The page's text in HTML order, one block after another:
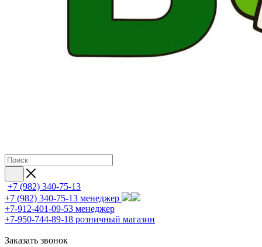
+7 (982) 340-75-13
+7 (982) 340-75-13 менеджер
+7-912-401-09-53 менеджер
+7-950-744-89-18 розничный магазин
Заказать звонок